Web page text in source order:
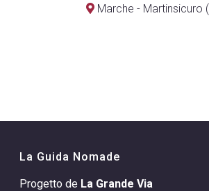
Marche - Martinsicuro
La Guida Nomade
Progetto de La Grande Via